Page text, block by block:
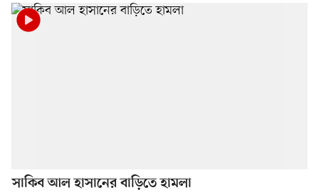
সাকিব আল হাসানের বাড়িতে হামলা